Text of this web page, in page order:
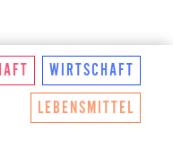
WIRTSCHAFT
LEBENSMITTEL